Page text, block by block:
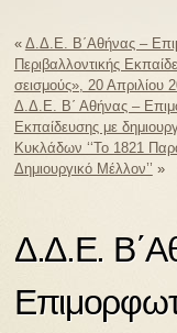
« Δ.Δ.Ε. Β΄Αθήνας –
Περιβαλλοντικής
σεισμούς», 20 Απριλίου
Δ.Δ.Ε. Β΄ Αθήνας –
Εκπαίδευσης με
Κυκλάδων ‘‘Το 1821
Δημιουργικό Μέλλον’’ »
Δ.Δ.Ε.